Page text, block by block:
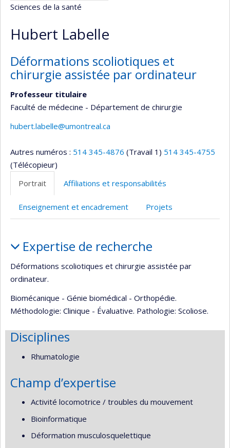
Sciences de la santé
Hubert Labelle
Déformations scoliotiques et
chirurgie assistée par ordinateur
Professeur titulaire
Faculté de médecine - Département de chirurgie
hubert.labelle@umontreal.ca
Autres numéros : 514 345-4876 (Travail 1) 514 345-4755
(Télécopieur)
Portrait
Affiliations et responsabilités
Enseignement et encadrement Projets
Expertise de recherche
Déformations scoliotiques et chirurgie assistée par
ordinateur.
Biomécanique - Génie biomédical - Orthopédie.
Méthodologie: Clinique - Évaluative. Pathologie: Scoliose.
Disciplines
Rhumatologie
Champ d’expertise
Activité locomotrice / troubles du mouvement
Bioinformatique
Déformation musculosquelettique